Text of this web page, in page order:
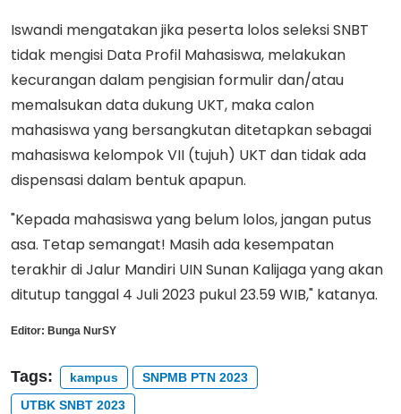
Iswandi mengatakan jika peserta lolos seleksi SNBT
tidak mengisi Data Profil Mahasiswa, melakukan
kecurangan dalam pengisian formulir dan/atau
memalsukan data dukung UKT, maka calon
mahasiswa yang bersangkutan ditetapkan sebagai
mahasiswa kelompok VII (tujuh) UKT dan tidak ada
dispensasi dalam bentuk apapun.
"Kepada mahasiswa yang belum lolos, jangan putus
asa. Tetap semangat! Masih ada kesempatan
terakhir di Jalur Mandiri UIN Sunan Kalijaga yang akan
ditutup tanggal 4 Juli 2023 pukul 23.59 WIB," katanya.
Editor: Bunga NurSY
Tags: kampus
SNPMB PTN 2023
UTBK SNBT 2023